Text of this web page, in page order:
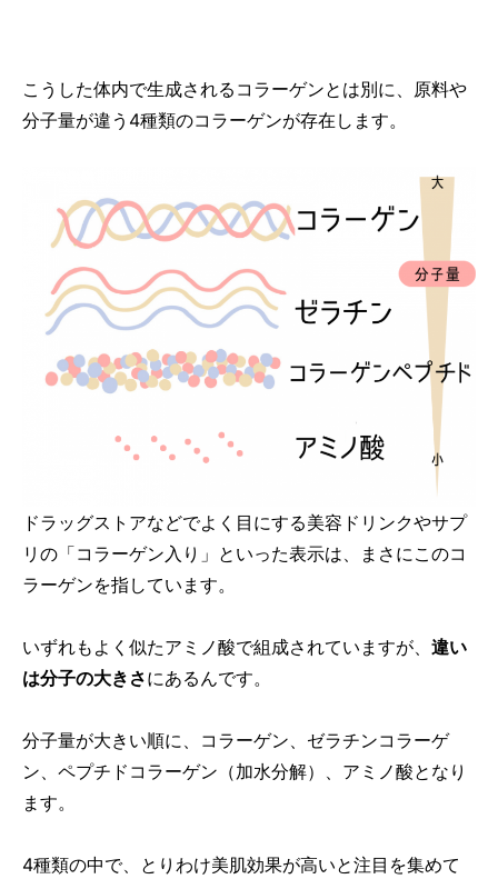
こうした体内で生成されるコラーゲンとは別に、原料や
分子量が違う4種類のコラーゲンが存在します。
ドラッグストアなどでよく目にする美容ドリンクやサプ
リの「コラーゲン入り」といった表示は、まさにこのコ
ラーゲンを指しています。
いずれもよく似たアミノ酸で組成されていますが、 違い
は分子の大きさにあるんです。
分子量が大きい順に、コラーゲン、ゼラチンコラーゲ
ン、ペプチドコラーゲン（加水分解）、アミノ酸となり
ます。
4種類の中で、とりわけ美肌効果が高いと注目を集めて